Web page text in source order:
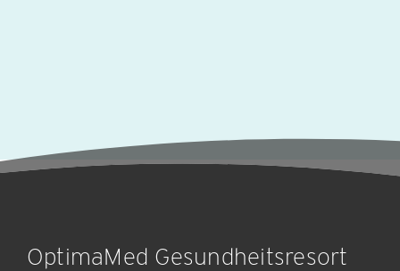
OptimaMed Gesundheitsresort